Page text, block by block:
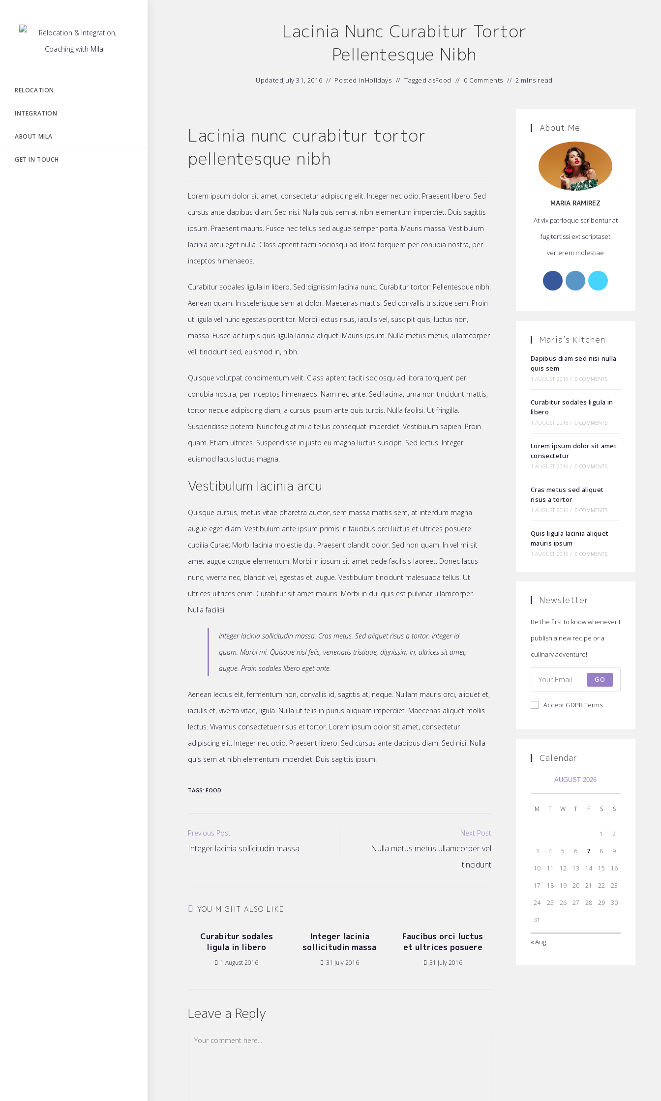
RELOCATION
INTEGRATION
ABOUT MILA
GET IN TOUCH
Lacinia Nunc Curabitur Tortor
Pellentesque Nibh
UpdatedJuly 31, 2016 Posted inHolidays Tagged asFood 0 Comments 2 mins read
Lacinia nunc curabitur tortor
pellentesque nibh
Lorem ipsum dolor sit amet, consectetur adipiscing elit. Integer nec odio. Praesent libero. Sed
cursus ante dapibus diam. Sed nisi. Nulla quis sem at nibh elementum imperdiet. Duis sagittis
ipsum. Praesent mauris. Fusce nec tellus sed augue semper porta. Mauris massa. Vestibulum
lacinia arcu eget nulla. Class aptent taciti sociosqu ad litora torquent per conubia nostra, per
inceptos himenaeos.
Curabitur sodales ligula in libero. Sed dignissim lacinia nunc. Curabitur tortor. Pellentesque nibh.
Aenean quam. In scelerisque sem at dolor. Maecenas mattis. Sed convallis tristique sem. Proin
ut ligula vel nunc egestas porttitor. Morbi lectus risus, iaculis vel, suscipit quis, luctus non,
massa. Fusce ac turpis quis ligula lacinia aliquet. Mauris ipsum. Nulla metus metus, ullamcorper
vel, tincidunt sed, euismod in, nibh.
Quisque volutpat condimentum velit. Class aptent taciti sociosqu ad litora torquent per
conubia nostra, per inceptos himenaeos. Nam nec ante. Sed lacinia, urna non tincidunt mattis,
tortor neque adipiscing diam, a cursus ipsum ante quis turpis. Nulla facilisi. Ut fringilla.
Suspendisse potenti. Nunc feugiat mi a tellus consequat imperdiet. Vestibulum sapien. Proin
quam. Etiam ultrices. Suspendisse in justo eu magna luctus suscipit. Sed lectus. Integer
euismod lacus luctus magna.
Vestibulum lacinia arcu
Quisque cursus, metus vitae pharetra auctor, sem massa mattis sem, at interdum magna
augue eget diam. Vestibulum ante ipsum primis in faucibus orci luctus et ultrices posuere
cubilia Curae; Morbi lacinia molestie dui. Praesent blandit dolor. Sed non quam. In vel mi sit
amet augue congue elementum. Morbi in ipsum sit amet pede facilisis laoreet. Donec lacus
nunc, viverra nec, blandit vel, egestas et, augue. Vestibulum tincidunt malesuada tellus. Ut
ultrices ultrices enim. Curabitur sit amet mauris. Morbi in dui quis est pulvinar ullamcorper.
Nulla facilisi.
Integer lacinia sollicitudin massa. Cras metus. Sed aliquet risus a tortor. Integer id
quam. Morbi mi. Quisque nisl felis, venenatis tristique, dignissim in, ultrices sit amet,
augue. Proin sodales libero eget ante.
Aenean lectus elit, fermentum non, convallis id, sagittis at, neque. Nullam mauris orci, aliquet et,
iaculis et, viverra vitae, ligula. Nulla ut felis in purus aliquam imperdiet. Maecenas aliquet mollis
lectus. Vivamus consectetuer risus et tortor. Lorem ipsum dolor sit amet, consectetur
adipiscing elit. Integer nec odio. Praesent libero. Sed cursus ante dapibus diam. Sed nisi. Nulla
quis sem at nibh elementum imperdiet. Duis sagittis ipsum.
TAGS:FOOD
Read
articles
Previous Post
Integer lacinia sollicitudin massa
Next Post
Nulla metus metus ullamcorper vel
tincidunt
YOU MIGHT ALSO LIKE
Curabitur sodales
ligula in libero
1 August 2016
Integer lacinia
sollicitudin massa
31 July 2016
Faucibus orci luctus
et ultrices posuere
31 July 2016
Leave a Reply
Comment
About Me
MARIA RAMIREZ
At vix patrioque scribentur at
fugitertissi ext scriptaset
verterem molestiae
Opens
tab
Opens
tab
Opens
Maria’s Kitchen
Dapibus diam sed nisi nulla
quis sem
1 AUGUST 2016 / 0 COMMENTS
Curabitur sodales ligula in
libero
1 AUGUST 2016 / 0 COMMENTS
Lorem ipsum dolor sit amet
consectetur
1 AUGUST 2016 / 0 COMMENTS
Cras metus sed aliquet
risus a tortor
1 AUGUST 2016 / 0 COMMENTS
Quis ligula lacinia aliquet
mauris ipsum
1 AUGUST 2016 / 0 COMMENTS
Newsletter
Be the first to know whenever I
publish a new recipe or a
culinary adventure!
GO
Accept GDPR Terms
Calendar
AUGUST 2026
M T W T F S S
1 2
3 4 5 6 7 8 9
10 11 12 13 14 15 16
17 18 19 20 21 22 23
24 25 26 27 28 29 30
31
« Aug